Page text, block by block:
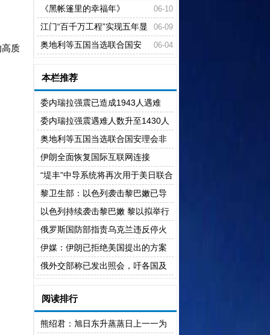
质
06-10
《黑帐篷里的幸福年》
06-09
江门“百千万工程”实现五年显
著变化行动方案出炉
06-04
奥地利等五国当选联合国安
本栏推荐
委内瑞拉强震已造成1943人遇难
委内瑞拉强震遇难人数升至1430人
奥地利等五国当选联合国安理会非
常任理事国
伊朗全面恢复国际互联网连接
“堤丰”中导系统将再次用于美日联合
演习
黎卫生部：以色列袭击黎巴嫩已导
致超3000人死亡
以色列持续袭击黎巴嫩 黎以拟举行
新一轮会谈
俄罗斯国防部指责乌克兰违反停火
安排
伊媒：伊朗已拒绝美国提出的方案
俄外交部称已发出照会，吁各国及
阅读排行
熊绍君：旭日东升蒸蒸日上一一为